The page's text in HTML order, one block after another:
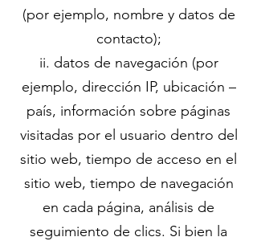
(por ejemplo, nombre y datos de
contacto);
ii. datos de navegación (por
ejemplo, dirección IP, ubicación –
país, información sobre páginas
visitadas por el usuario dentro del
sitio web, tiempo de acceso en el
sitio web, tiempo de navegación
en cada página, análisis de
seguimiento de clics. Si bien la